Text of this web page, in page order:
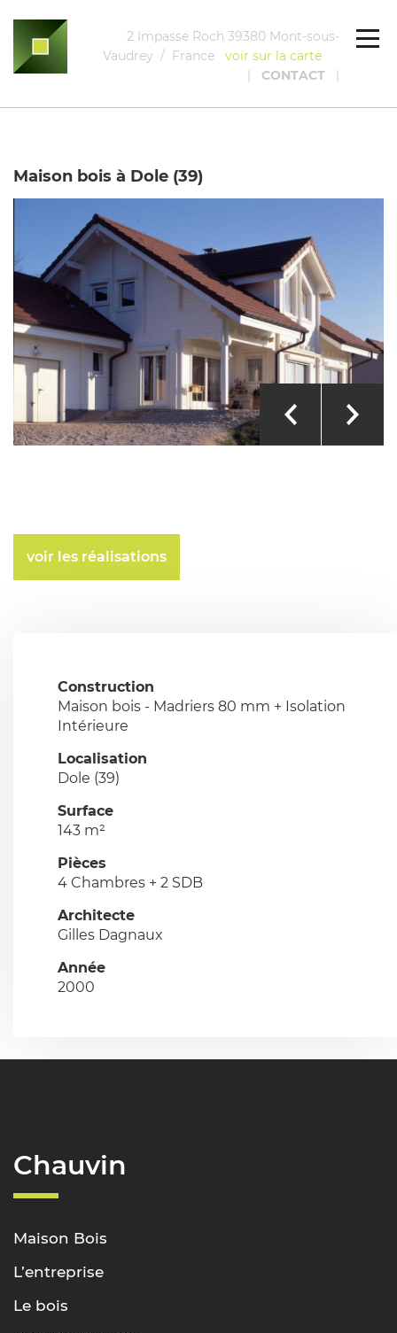
2 Impasse Roch 39380 Mont-sous-
Vaudrey / France voir sur la carte
| CONTACT|
Maison bois à Dole (39)
voir les réalisations
Construction
Maison bois - Madriers 80 mm + Isolation
Intérieure
Localisation
Dole (39)
Surface
143 m²
Pièces
4 Chambres + 2 SDB
Architecte
Gilles Dagnaux
Année
2000
Chauvin
Maison Bois
L’entreprise
Le bois